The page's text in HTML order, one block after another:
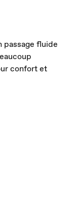
passage fluide
confort et